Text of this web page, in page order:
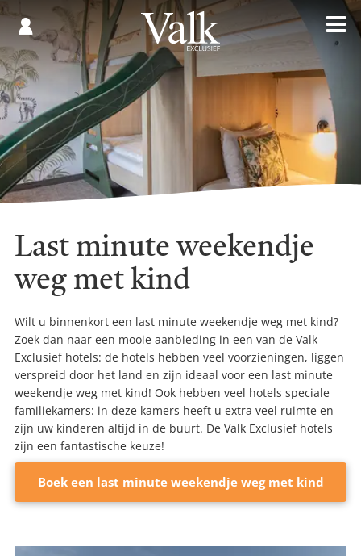
Registreren
Gespaard €
0,00
Last minute weekendje
weg met kind
Wilt u binnenkort een last minute weekendje weg met kind?
Zoek dan naar een mooie aanbieding in een van de Valk
Exclusief hotels: de hotels hebben veel voorzieningen, liggen
verspreid door het land en zijn ideaal voor een last minute
weekendje weg met kind! Ook hebben veel hotels speciale
familiekamers: in deze kamers heeft u extra veel ruimte en
zijn uw kinderen altijd in de buurt. De Valk Exclusief hotels
zijn een fantastische keuze!
Boek een last minute weekendje weg met kind